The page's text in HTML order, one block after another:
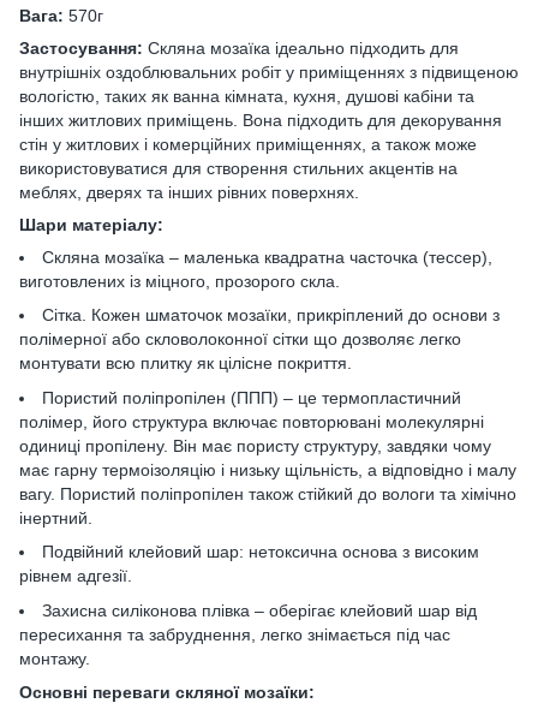
Вага: 570г
Застосування: Скляна мозаїка ідеально підходить для
внутрішніх оздоблювальних робіт у приміщеннях з підвищеною
вологістю, таких як ванна кімната, кухня, душові кабіни та
інших житлових приміщень. Вона підходить для декорування
стін у житлових і комерційних приміщеннях, а також може
використовуватися для створення стильних акцентів на
меблях, дверях та інших рівних поверхнях.
Шари матеріалу:
Скляна мозаїка – маленька квадратна часточка (тессер),
виготовлених із міцного, прозорого скла.
Сітка. Кожен шматочок мозаїки, прикріплений до основи з
полімерної або скловолоконної сітки що дозволяє легко
монтувати всю плитку як цілісне покриття.
Пористий поліпропілен (ППП) – це термопластичний
полімер, його структура включає повторювані молекулярні
одиниці пропілену. Він має пористу структуру, завдяки чому
має гарну термоізоляцію і низьку щільність, а відповідно і малу
вагу. Пористий поліпропілен також стійкий до вологи та хімічно
інертний.
Подвійний клейовий шар: нетоксична основа з високим
рівнем адгезії.
Захисна силіконова плівка – оберігає клейовий шар від
пересихання та забруднення, легко знімається під час
монтажу.
Основні переваги скляної мозаїки: